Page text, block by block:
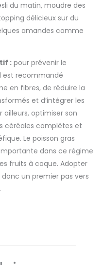
du matin, moudre des
délicieux sur du
amandes comme
: pour prévenir le
est recommandé
en fibres, de réduire la
et d’intégrer les
ailleurs, optimiser son
céréales complètes et
Le poisson gras
dans ce régime
fruits à coque. Adopter
un premier pas vers